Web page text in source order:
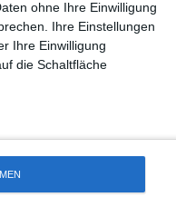
ohne Ihre Einwilligung
Ihre Einstellungen
Ihre Einwilligung
die Schaltfläche
uss J-L-Struff
mal Einzel 1x Doppel) dank
des Kommentators für F-A-A